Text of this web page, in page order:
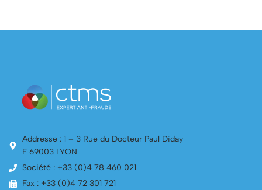
Addresse : 1 – 3 Rue du Docteur Paul Diday
F 69003 LYON
Société : +33 (0)4 78 460 021
Fax : +33 (0)4 72 301 721